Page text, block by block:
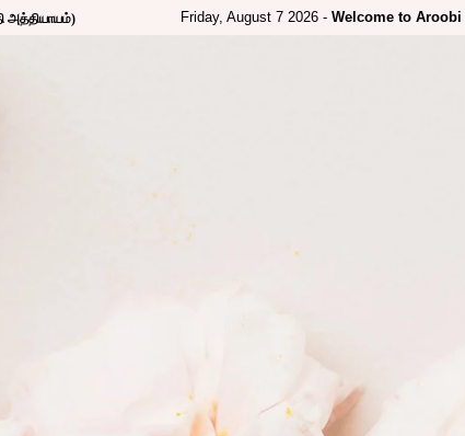
அத்தியாயம்) Friday, August 7 2026 - Welcome to Aroobi